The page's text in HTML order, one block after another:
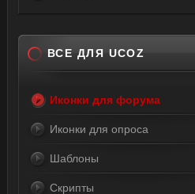
ВСЕ ДЛЯ UCOZ
Иконки для форума
Иконки для опроса
Шаблоны
Скрипты